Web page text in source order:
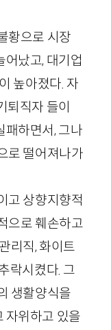
황으로 시장
났고, 대기업
높아졌다. 자
퇴직자 들이
패하면서, 그나
로 떨어져나가
고 상향지향적
으로 훼손하고
리직, 화이트
락시켰다. 그
생활양식을
자위하고 있을